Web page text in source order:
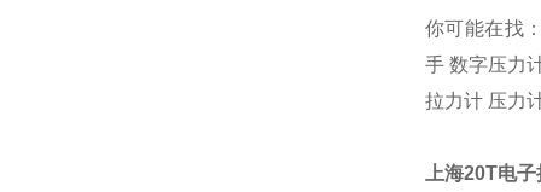
你可能在找
手 数字压力
拉力计 压力
上海20T电